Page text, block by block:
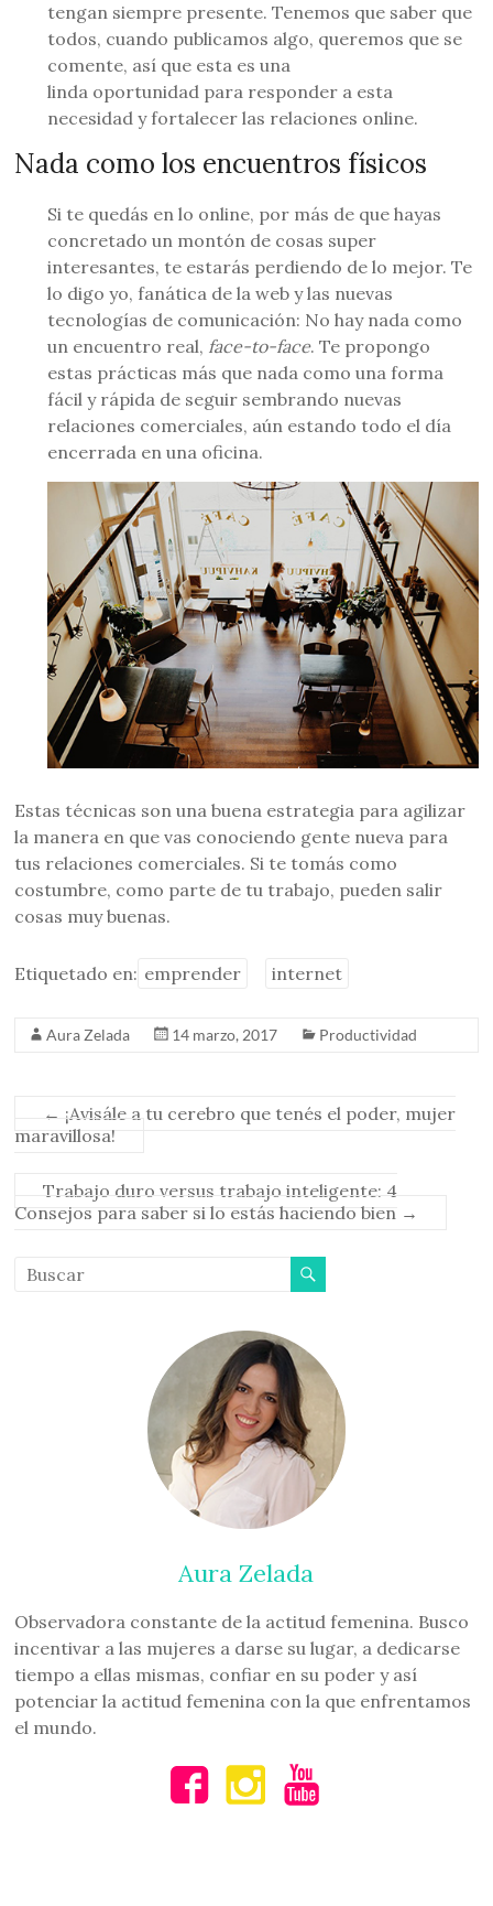
tengan siempre presente. Tenemos que saber que
todos, cuando publicamos algo, queremos que se
comente, así que esta es una
linda oportunidad para responder a esta
necesidad y fortalecer las relaciones online.
Nada como los encuentros físicos
Si te quedás en lo online, por más de que hayas
concretado un montón de cosas super
interesantes, te estarás perdiendo de lo mejor. Te
lo digo yo, fanática de la web y las nuevas
tecnologías de comunicación: No hay nada como
un encuentro real, face-to-face. Te propongo
estas prácticas más que nada como una forma
fácil y rápida de seguir sembrando nuevas
relaciones comerciales, aún estando todo el día
encerrada en una oficina.
Estas técnicas son una buena estrategia para agilizar
la manera en que vas conociendo gente nueva para
tus relaciones comerciales. Si te tomás como
costumbre, como parte de tu trabajo, pueden salir
cosas muy buenas.
Etiquetado en: emprender internet
Aura Zelada 14 marzo, 2017 Productividad
← ¡Avisále a tu cerebro que tenés el poder, mujer
maravillosa!
Trabajo duro versus trabajo inteligente: 4
Consejos para saber si lo estás haciendo bien →
Aura Zelada
Observadora constante de la actitud femenina. Busco
incentivar a las mujeres a darse su lugar, a dedicarse
tiempo a ellas mismas, confiar en su poder y así
potenciar la actitud femenina con la que enfrentamos
el mundo.